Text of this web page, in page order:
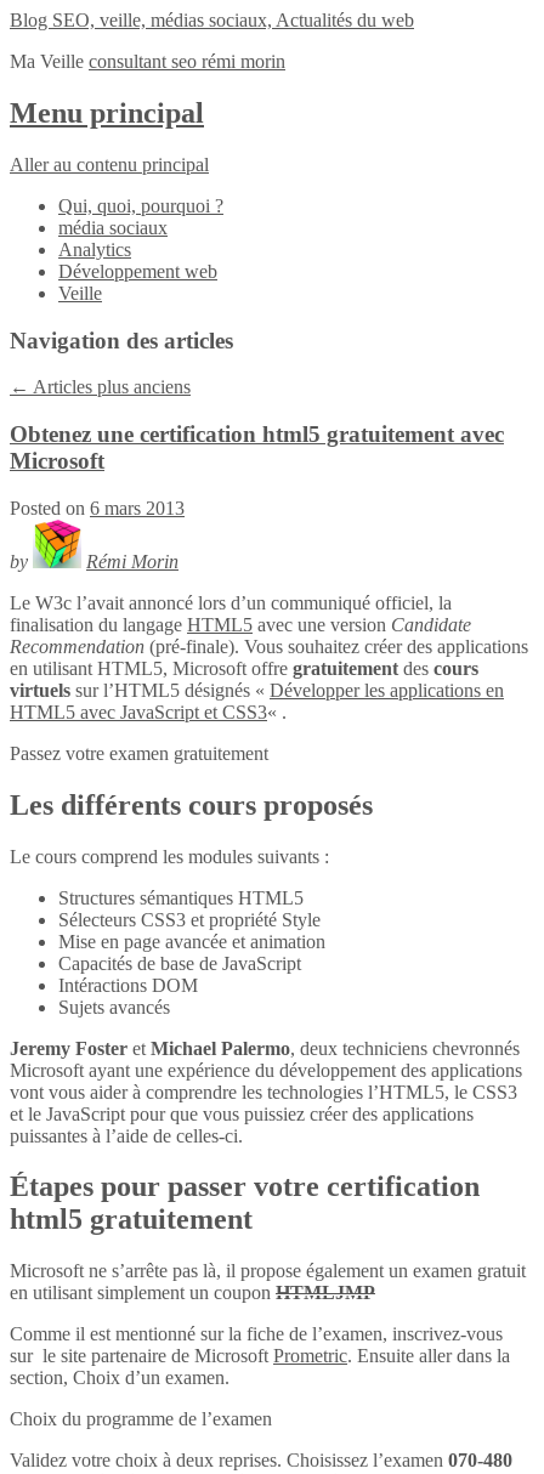
Blog SEO, veille, médias sociaux, Actualités du web
Ma Veille consultant seo rémi morin
Menu principal
Aller au contenu principal
Qui, quoi, pourquoi ?
média sociaux
Analytics
Développement web
Veille
Navigation des articles
← Articles plus anciens
Obtenez une certification html5 gratuitement avec
Microsoft
Posted on 6 mars 2013
by
Rémi Morin
Le W3c l’avait annoncé lors d’un communiqué officiel, la
finalisation du langage HTML5 avec une version Candidate
Recommendation (pré-finale). Vous souhaitez créer des applications
en utilisant HTML5, Microsoft offre gratuitement des cours
virtuels sur l’HTML5 désignés « Développer les applications en
HTML5 avec JavaScript et CSS3« .
Passez votre examen gratuitement
Les différents cours proposés
Le cours comprend les modules suivants :
Structures sémantiques HTML5
Sélecteurs CSS3 et propriété Style
Mise en page avancée et animation
Capacités de base de JavaScript
Intéractions DOM
Sujets avancés
Jeremy Foster et Michael Palermo, deux techniciens chevronnés
Microsoft ayant une expérience du développement des applications
vont vous aider à comprendre les technologies l’HTML5, le CSS3
et le JavaScript pour que vous puissiez créer des applications
puissantes à l’aide de celles-ci.
Étapes pour passer votre certification
html5 gratuitement
Microsoft ne s’arrête pas là, il propose également un examen gratuit
en utilisant simplement un coupon HTMLJMP
Comme il est mentionné sur la fiche de l’examen, inscrivez-vous
sur le site partenaire de Microsoft Prometric. Ensuite aller dans la
section, Choix d’un examen.
Choix du programme de l’examen
Validez votre choix à deux reprises. Choisissez l’examen 070-480